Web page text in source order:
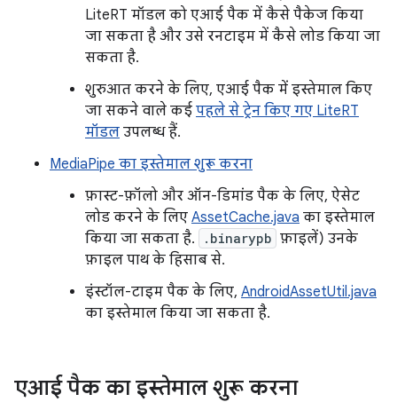
LiteRT मॉडल को एआई पैक में कैसे पैकेज किया
जा सकता है और उसे रनटाइम में कैसे लोड किया जा
सकता है.
शुरुआत करने के लिए, एआई पैक में इस्तेमाल किए
जा सकने वाले कई पहले से ट्रेन किए गए LiteRT
मॉडल उपलब्ध हैं.
MediaPipe का इस्तेमाल शुरू करना
फ़ास्ट-फ़ॉलो और ऑन-डिमांड पैक के लिए, ऐसेट
लोड करने के लिए AssetCache.java का इस्तेमाल
किया जा सकता है.
.binarypb फ़ाइलें) उनके
फ़ाइल पाथ के हिसाब से.
इंस्टॉल-टाइम पैक के लिए, AndroidAssetUtil.java
का इस्तेमाल किया जा सकता है.
एआई पैक का इस्तेमाल शुरू करना